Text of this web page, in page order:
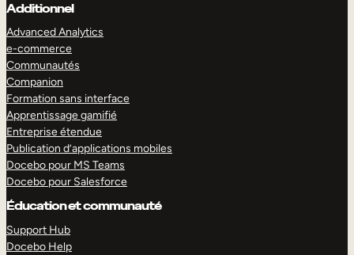
Additionnel
Advanced Analytics
e-commerce
Communautés
Companion
Formation sans interface
Apprentissage gamifié
Entreprise étendue
Publication d’applications mobiles
Docebo pour MS Teams
Docebo pour Salesforce
Éducation et communauté
Support Hub
Docebo Help